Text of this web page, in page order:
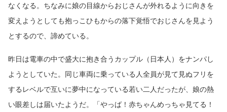
なくなる。ちなみに娘の目線からおじさんが外れるように向きを
変えようとしても抱っこひもからの落下覚悟でおじさんを見よう
とするので、諦めている。
昨日は電車の中で盛大に抱き合うカップル（日本人）をナンパし
ようとしていた。同じ車両に乗っている人全員が見て見ぬフリを
するレベルで互いに夢中になっている若い二人だったが、娘の熱
い眼差しは届いたようだ。「やっば！赤ちゃんめっちゃ見てる！